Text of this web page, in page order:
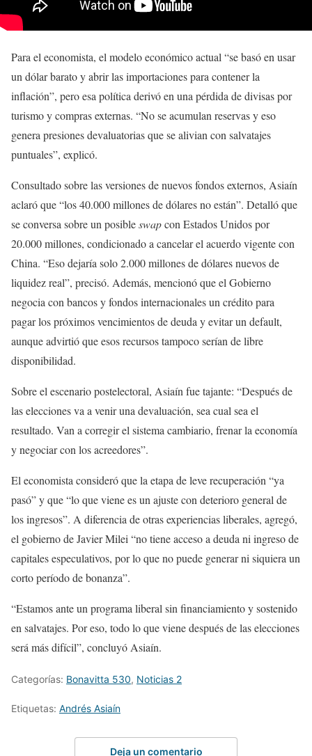
Para el economista, el modelo económico actual “se basó en usar
un dólar barato y abrir las importaciones para contener la
inflación”, pero esa política derivó en una pérdida de divisas por
turismo y compras externas. “No se acumulan reservas y eso
genera presiones devaluatorias que se alivian con salvatajes
puntuales”, explicó.
Consultado sobre las versiones de nuevos fondos externos, Asiaín
aclaró que “los 40.000 millones de dólares no están”. Detalló que
se conversa sobre un posibleswapcon Estados Unidos por
20.000 millones, condicionado a cancelar el acuerdo vigente con
China. “Eso dejaría solo 2.000 millones de dólares nuevos de
liquidez real”, precisó. Además, mencionó que el Gobierno
negocia con bancos y fondos internacionales un crédito para
pagar los próximos vencimientos de deuda y evitar un default,
aunque advirtió que esos recursos tampoco serían de libre
disponibilidad.
Sobre el escenario postelectoral, Asiaín fue tajante: “Después de
las elecciones va a venir una devaluación, sea cual sea el
resultado. Van a corregir el sistema cambiario, frenar la economía
y negociar con los acreedores”.
El economista consideró que la etapa de leve recuperación “ya
pasó” y que “lo que viene es un ajuste con deterioro general de
los ingresos”. A diferencia de otras experiencias liberales, agregó,
el gobierno de Javier Milei “no tiene acceso a deuda ni ingreso de
capitales especulativos, por lo que no puede generar ni siquiera un
corto período de bonanza”.
“Estamos ante un programa liberal sin financiamiento y sostenido
en salvatajes. Por eso, todo lo que viene después de las elecciones
será más difícil”, concluyó Asiaín.
Categorías: Bonavitta 530, Noticias 2
Etiquetas: Andrés Asiaín
Deja un comentario